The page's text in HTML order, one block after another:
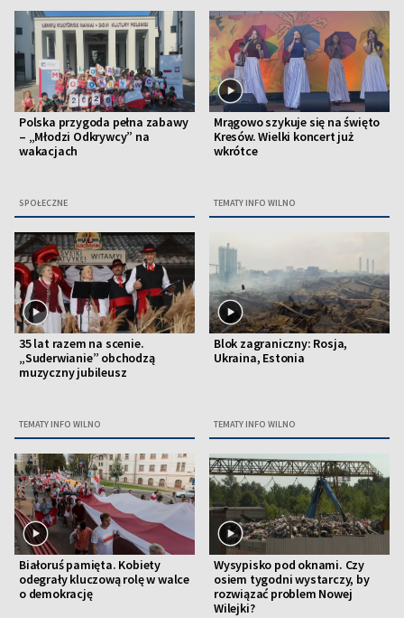
Polska przygoda pełna zabawy
– „Młodzi Odkrywcy” na
wakacjach
SPOŁECZNE
Mrągowo szykuje się na święto
Kresów. Wielki koncert już
wkrótce
TEMATY INFO WILNO
35 lat razem na scenie.
„Suderwianie” obchodzą
muzyczny jubileusz
TEMATY INFO WILNO
Blok zagraniczny: Rosja,
Ukraina, Estonia
TEMATY INFO WILNO
Białoruś pamięta. Kobiety
odegrały kluczową rolę w walce
o demokrację
Wysypisko pod oknami. Czy
osiem tygodni wystarczy, by
rozwiązać problem Nowej
Wilejki?